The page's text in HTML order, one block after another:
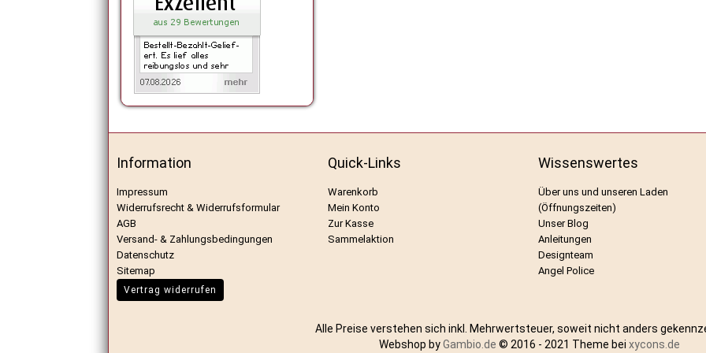
Information
Impressum
Widerrufsrecht & Widerrufsformular
AGB
Versand- & Zahlungsbedingungen
Datenschutz
Sitemap
Vertrag widerrufen
Quick-Links
Warenkorb
Mein Konto
Zur Kasse
Sammelaktion
Wissenswertes
Über uns und unseren Laden
(Öffnungszeiten)
Unser Blog
Anleitungen
Designteam
Angel Police
Alle Preise verstehen sich inkl. Mehrwertsteuer, soweit nicht anders
Webshop byGambio.de © 2016 - 2021 Theme bei xycons.de